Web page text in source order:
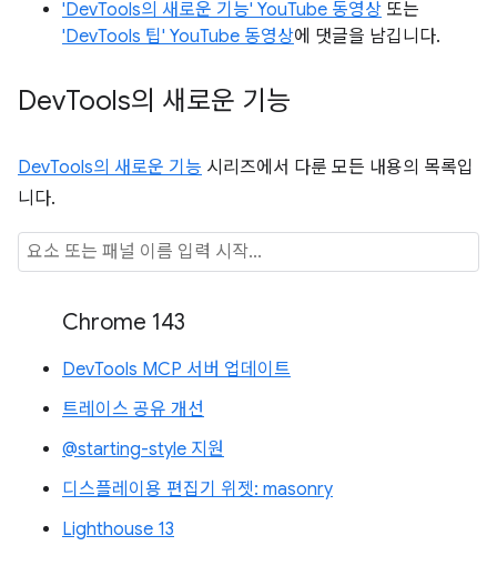
'DevTools의 새로운 기능' YouTube 동영상 또는
'DevTools 팁' YouTube 동영상에 댓글을 남깁니다.
DevTools의 새로운 기능
DevTools의 새로운 기능 시리즈에서 다룬 모든 내용의 목록입
니다.
Chrome 143
DevTools MCP 서버 업데이트
트레이스 공유 개선
@starting-style 지원
디스플레이용 편집기 위젯: masonry
Lighthouse 13